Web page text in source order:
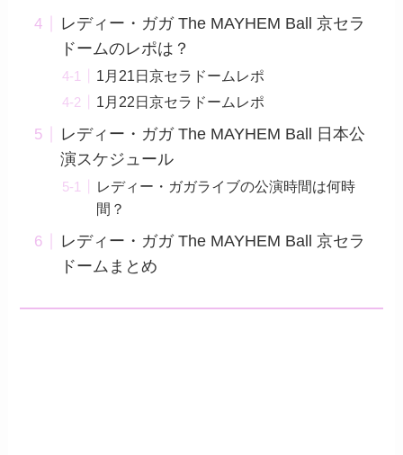
レディー・ガガ The MAYHEM Ball 京セラ
ドームのレポは？
1月21日京セラドームレポ
1月22日京セラドームレポ
レディー・ガガ The MAYHEM Ball 日本公
演スケジュール
レディー・ガガライブの公演時間は何時
間？
レディー・ガガ The MAYHEM Ball 京セラ
ドームまとめ